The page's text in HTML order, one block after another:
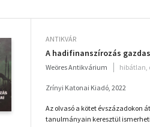
ANTIKVÁR
A hadifinanszírozás
Weöres Antikvárium hibátlan,
Zrínyi Katonai Kiadó, 2022
Az olvasó a kötet évszázadokon
tanulmányain keresztül